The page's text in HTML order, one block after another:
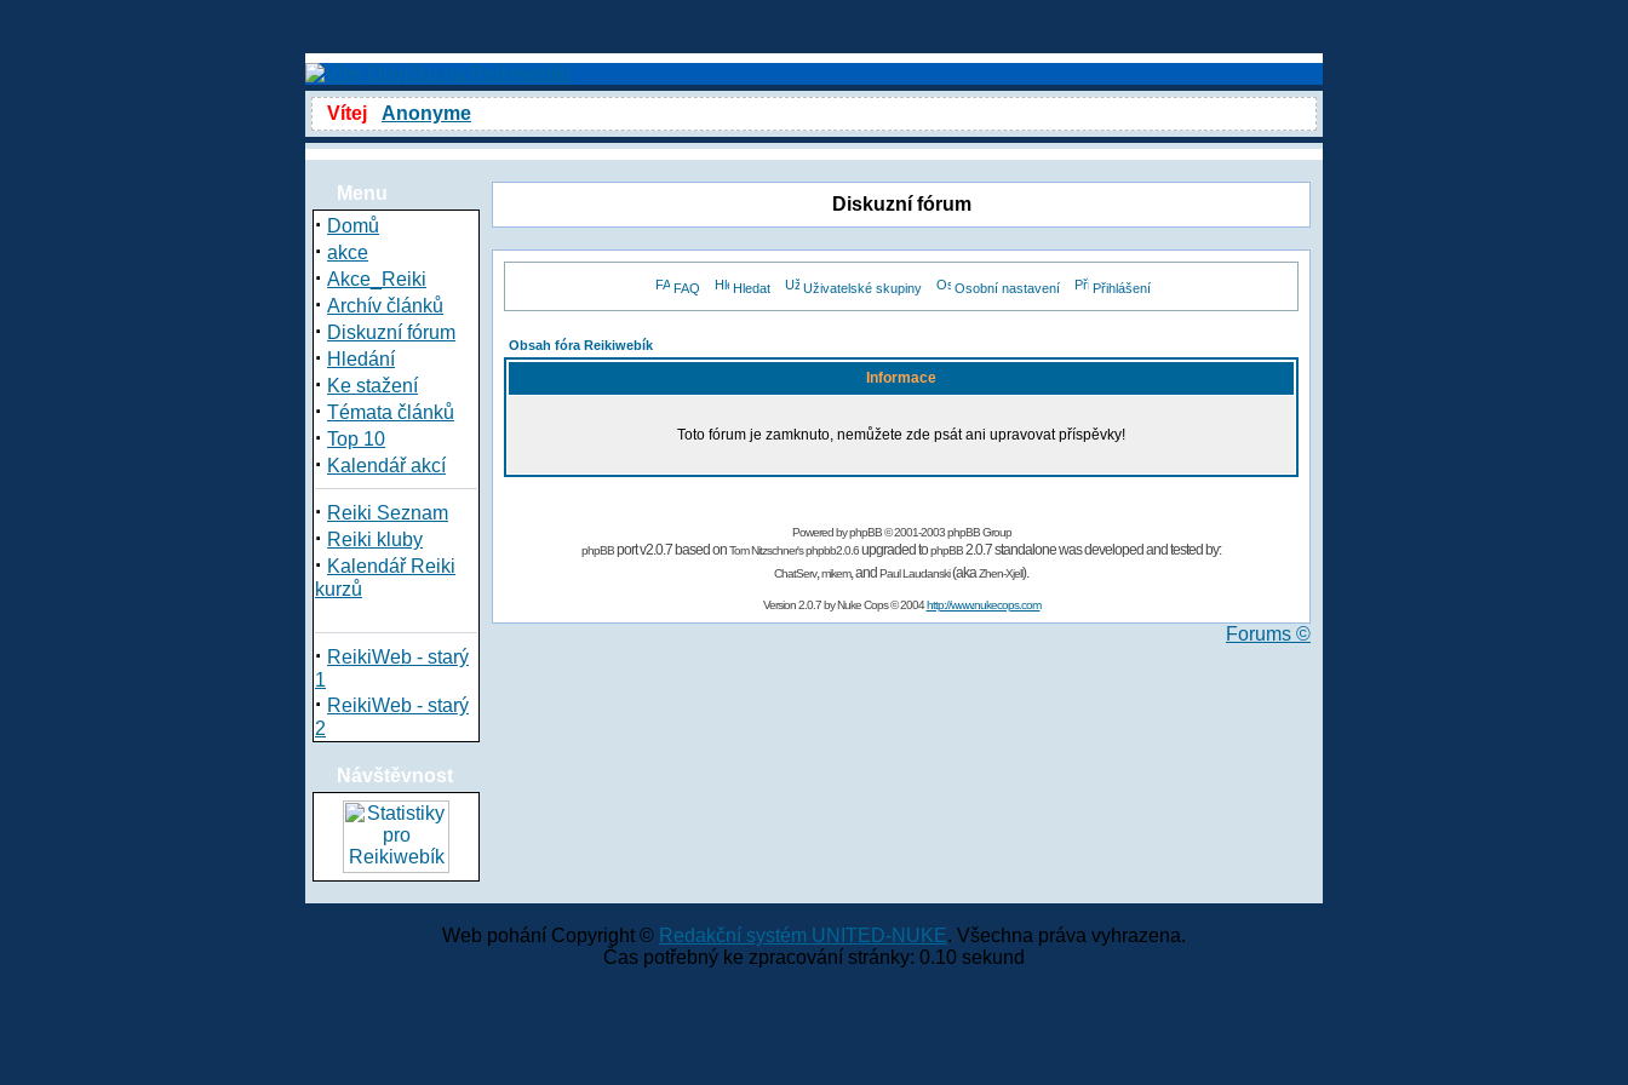
Vítej Anonyme
Menu
· Domů
· akce
· Akce_Reiki
· Archív článků
· Diskuzní fórum
· Hledání
· Ke stažení
· Témata článků
· Top 10
· Kalendář akcí
· Reiki Seznam
· Reiki kluby
· Kalendář Reiki
kurzů
· ReikiWeb - starý
1
· ReikiWeb - starý
2
Návštěvnost
Diskuzní fórum
FAQ Hledat Uživatelské skupiny Osobní nastavení Přihlášení
Obsah fóra Reikiwebík
Informace
Toto fórum je zamknuto, nemůžete zde psát ani upravovat příspěvky!
Powered byphpBB© 2001-2003 phpBB Group
phpBBport v2.0.7 based onTom Nitzschner'sphpbb2.0.6upgraded tophpBB2.0.7 standalone was developed and tested by:
ChatServ,mikem,and Paul Laudanski(akaZhen-Xjell).
Version 2.0.7 byNuke Cops© 2004http://www.nukecops.com
Forums ©
Web pohání Copyright © Redakční systém UNITED-NUKE. Všechna práva vyhrazena.
Čas potřebný ke zpracování stránky: 0.10 sekund